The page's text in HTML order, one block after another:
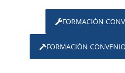
FORMACIÓN
FORMACIÓN